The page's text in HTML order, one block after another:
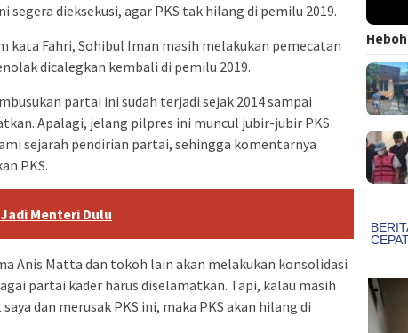
segera dieksekusi, agar PKS tak hilang di pemilu 2019.
kata Fahri, Sohibul Iman masih melakukan pemecatan
dicalegkan kembali di pemilu 2019.
partai ini sudah terjadi sejak 2014 sampai
Apalagi, jelang pilpres ini muncul jubir-jubir PKS
sejarah pendirian partai, sehingga komentarnya
PKS.
Jadi Menteri Dulu
Anis Matta dan tokoh lain akan melakukan konsolidasi
partai kader harus diselamatkan. Tapi, kalau masih
dan merusak PKS ini, maka PKS akan hilang di